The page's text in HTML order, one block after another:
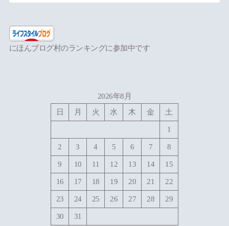
にほんブログ村のランキングに参加中です
2026年8月
日
月 火 水 木 金 土
1
2 3 4 5 6 7 8
9 10 11 12 13 14 15
16 17 18 19 20 21 22
23 24 25 26 27 28 29
30 31